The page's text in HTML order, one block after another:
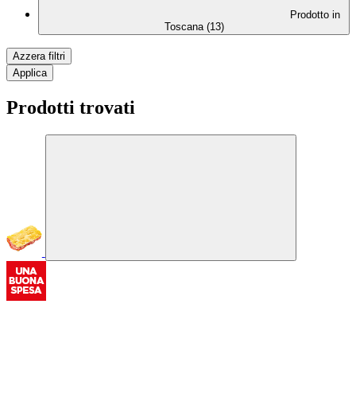
Prodotto in
Toscana (13)
Azzera filtri
Applica
Prodotti trovati